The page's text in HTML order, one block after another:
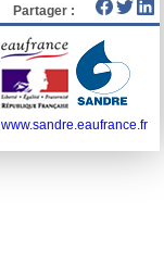
Partager :
www.sandre.eaufrance.fr